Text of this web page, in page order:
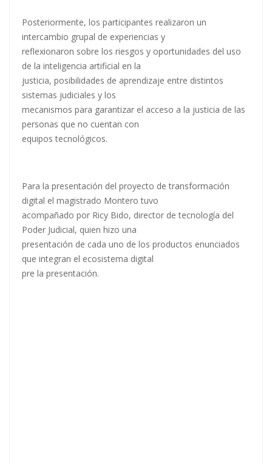
Posteriormente, los participantes realizaron un
intercambio grupal de experiencias y
reflexionaron sobre los riesgos y oportunidades del uso
de la inteligencia artificial en la
justicia, posibilidades de aprendizaje entre distintos
sistemas judiciales y los
mecanismos para garantizar el acceso a la justicia de las
personas que no cuentan con
equipos tecnológicos.
Para la presentación del proyecto de transformación
digital el magistrado Montero tuvo
acompañado por Ricy Bido, director de tecnología del
Poder Judicial, quien hizo una
presentación de cada uno de los productos enunciados
que integran el ecosistema digital
pre la presentación.